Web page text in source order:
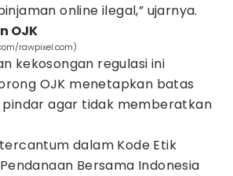
online ilegal,” ujarnya.
OJK
rawpixel.com)
kekosongan regulasi ini
OJK menetapkan batas
pindar agar tidak memberatkan
dalam Kode Etik
Bersama Indonesia